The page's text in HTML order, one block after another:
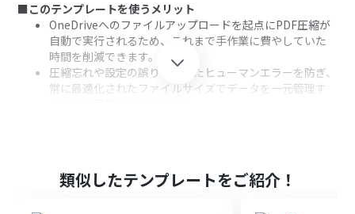
■このテンプレートを使うメリット
OneDriveへのファイルアップロードを起点にPDF圧縮が
自動で実行されるため、これまで手作業に費やしていた
時間を削減できます。
圧縮忘れや設定の誤りといったヒューマンエラーを防ぎ、
常に最適化されたファイルサイズでデータを一元管理す
にファイルが作成または更新されたら」というアクション
を設定します。
類似したテンプレートをご紹介！